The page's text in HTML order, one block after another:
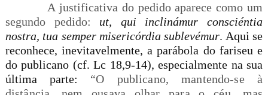
A justificativa do pedido aparece como um
segundo pedido: ut, qui inclinámur consciéntia
nostra, tua semper misericórdia sublevémur. Aqui se
reconhece, inevitavelmente, a parábola do fariseu e
do publicano (cf. Lc 18,9-14), especialmente na sua
última parte: “O publicano, mantendo-se à